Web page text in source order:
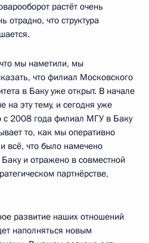
растёт очень
что структура
мы наметили, мы
что филиал Московского
в Баку уже открыт. В начале
на эту тему, и сегодня уже
с 2008 года филиал МГУ в Баку
то, как мы оперативно
всё, что было намечено
и отражено в совместной
партнёрстве,
развитие наших отношений
наполняться новым